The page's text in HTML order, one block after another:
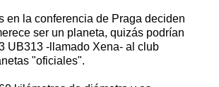
en la conferencia de Praga deciden
ser un planeta, quizás podrían
UB313 -llamado Xena- al club
"oficiales".